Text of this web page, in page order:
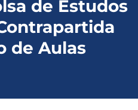
de Estudos
de Aulas